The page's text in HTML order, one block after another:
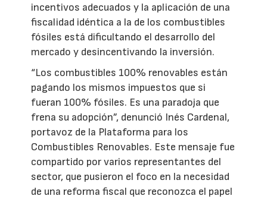
incentivos adecuados y la aplicación de una
fiscalidad idéntica a la de los combustibles
fósiles está dificultando el desarrollo del
mercado y desincentivando la inversión.
“Los combustibles 100% renovables están
pagando los mismos impuestos que si
fueran 100% fósiles. Es una paradoja que
frena su adopción”, denunció Inés Cardenal,
portavoz de la Plataforma para los
Combustibles Renovables. Este mensaje fue
compartido por varios representantes del
sector, que pusieron el foco en la necesidad
de una reforma fiscal que reconozca el papel